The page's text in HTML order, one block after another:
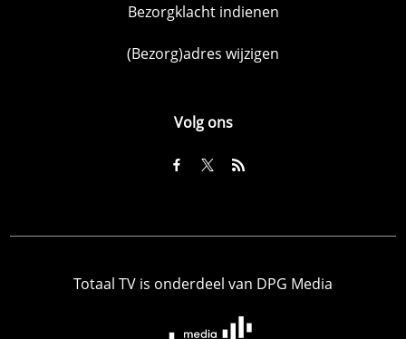
Bezorgklacht indienen
(Bezorg)adres wijzigen
Volg ons
Totaal TV is onderdeel van DPG Media